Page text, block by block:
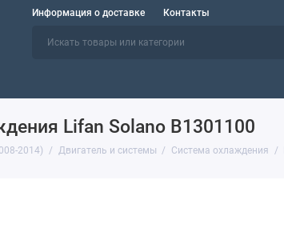
Информация о доставке Контакты
Lifan Solano B1301100
2014) Двигатель и системы Система охлаждения